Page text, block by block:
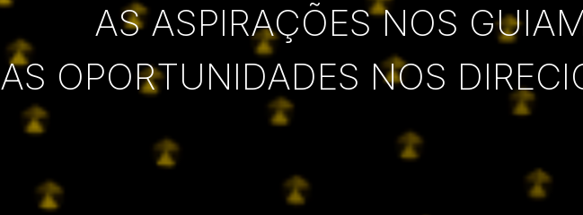
AS ASPIRAÇÕES NOS
AS OPORTUNIDADES NOS